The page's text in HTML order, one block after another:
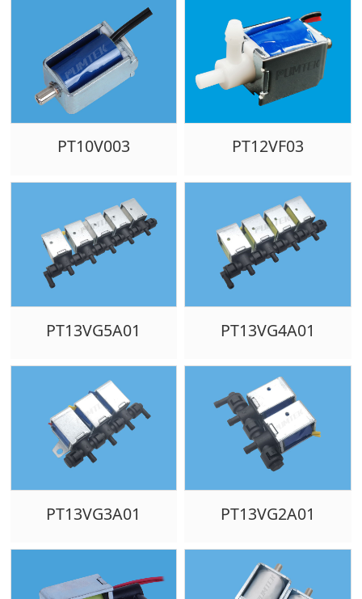
PT10V003 PT12VF03
PT13VG5A01 PT13VG4A01
PT13VG3A01 PT13VG2A01